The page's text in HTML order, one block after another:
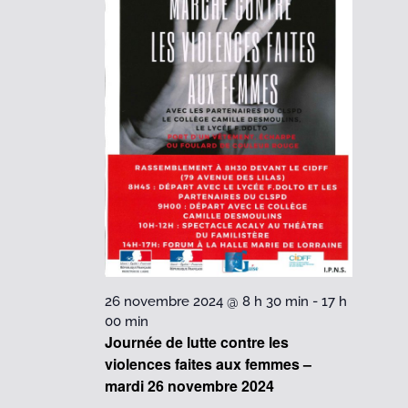
Journée de lutte contre les
violences faites aux femmes –
mardi 26 novembre 2024
26 novembre 2024 @ 8 h 30 min -17 h
00 min